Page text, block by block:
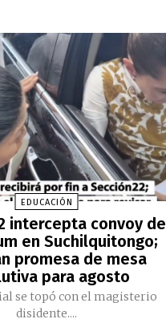
EDUCACIÓN
intercepta convoy de
en Suchilquitongo;
promesa de mesa
para agosto
se topó con el magisterio
disidente....